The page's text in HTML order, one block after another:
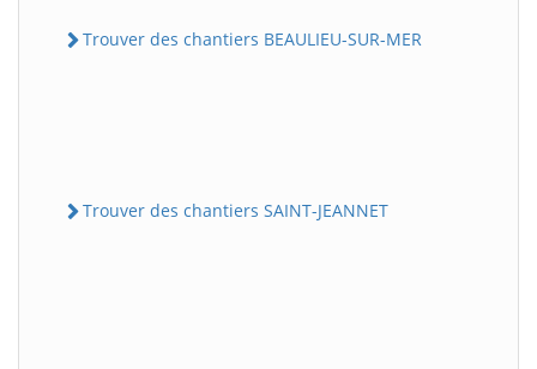
Trouver des chantiers BEAULIEU-SUR-MER
Trouver des chantiers SAINT-JEANNET